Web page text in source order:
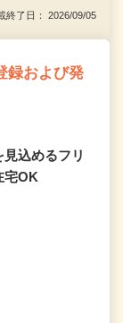
了日： 2026/09/05
録および発
見込めるフリ
宅OK